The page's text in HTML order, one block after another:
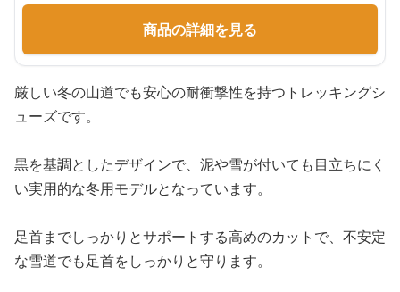
商品の詳細を見る
厳しい冬の山道でも安心の耐衝撃性を持つトレッキングシ
ューズです。
黒を基調としたデザインで、泥や雪が付いても目立ちにく
い実用的な冬用モデルとなっています。
足首までしっかりとサポートする高めのカットで、不安定
な雪道でも足首をしっかりと守ります。